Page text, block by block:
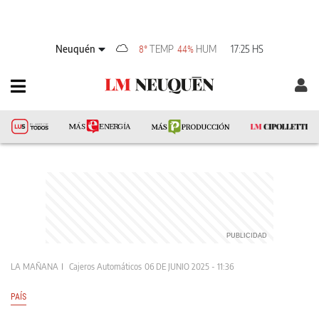
Neuquén 8° TEMP 44% HUM 17:25 HS
LA MAÑANA Cajeros Automáticos 06 DE JUNIO 2025 - 11:36
PAÍS